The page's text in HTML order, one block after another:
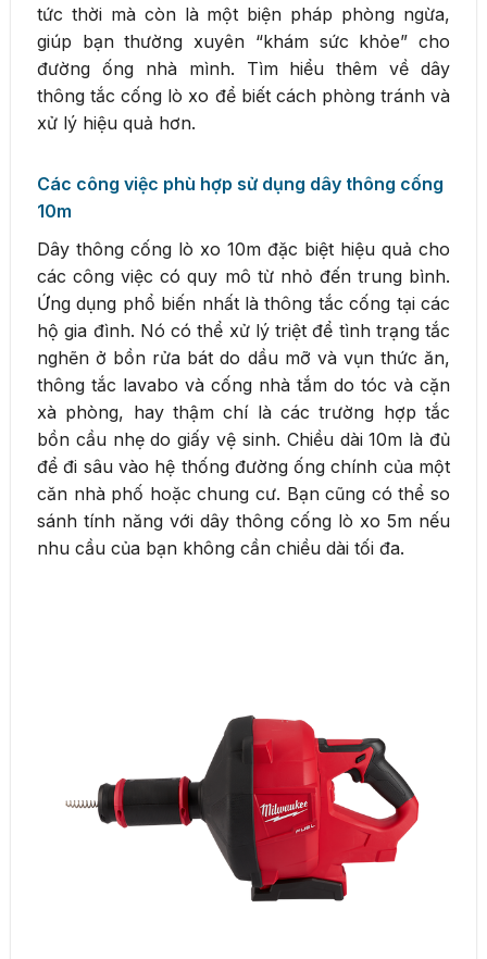
tức thời mà còn là một biện pháp phòng ngừa,
giúp bạn thường xuyên “khám sức khỏe” cho
đường ống nhà mình. Tìm hiểu thêm về dây
thông tắc cống lò xo để biết cách phòng tránh và
xử lý hiệu quả hơn.
Các công việc phù hợp sử dụng dây thông cống
10m
Dây thông cống lò xo 10m đặc biệt hiệu quả cho
các công việc có quy mô từ nhỏ đến trung bình.
Ứng dụng phổ biến nhất là thông tắc cống tại các
hộ gia đình. Nó có thể xử lý triệt để tình trạng tắc
nghẽn ở bồn rửa bát do dầu mỡ và vụn thức ăn,
thông tắc lavabo và cống nhà tắm do tóc và cặn
xà phòng, hay thậm chí là các trường hợp tắc
bồn cầu nhẹ do giấy vệ sinh. Chiều dài 10m là đủ
để đi sâu vào hệ thống đường ống chính của một
căn nhà phố hoặc chung cư. Bạn cũng có thể so
sánh tính năng với dây thông cống lò xo 5m nếu
nhu cầu của bạn không cần chiều dài tối đa.